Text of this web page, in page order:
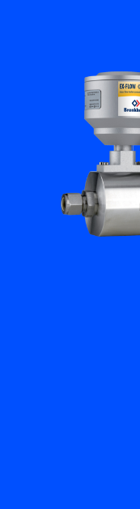
Bronkhorst
Neem contact op